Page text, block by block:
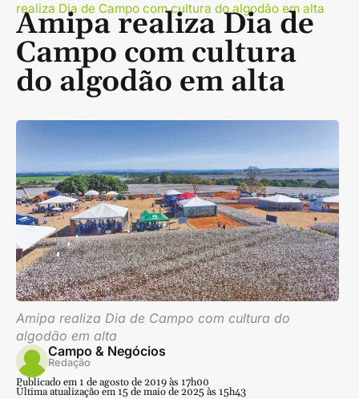
realiza Dia de Campo com cultura do algodão em alta
Amipa realiza Dia de
Campo com cultura
do algodão em alta
Amipa realiza Dia de Campo com cultura do
algodão em alta
Campo & Negócios
Redação
Publicado em 1 de agosto de 2019 às 17h00
Última atualização em 15 de maio de 2025 às 15h43